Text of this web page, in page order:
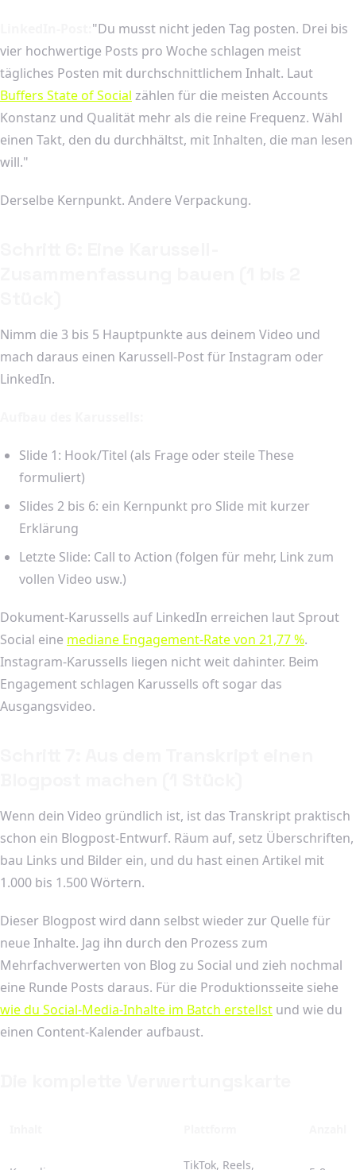
"Du musst nicht jeden Tag posten. Drei bis
vier hochwertige Posts pro Woche schlagen meist
tägliches Posten mit durchschnittlichem Inhalt. Laut
Buffers State of Social zählen für die meisten Accounts
Konstanz und Qualität mehr als die reine Frequenz. Wähl
einen Takt, den du durchhältst, mit Inhalten, die man lesen
will."
Derselbe Kernpunkt. Andere Verpackung.
Nimm die 3 bis 5 Hauptpunkte aus deinem Video und
mach daraus einen Karussell-Post für Instagram oder
LinkedIn.
Slide 1: Hook/Titel (als Frage oder steile These
formuliert)
Slides 2 bis 6: ein Kernpunkt pro Slide mit kurzer
Erklärung
Letzte Slide: Call to Action (folgen für mehr, Link zum
vollen Video usw.)
Dokument-Karussells auf LinkedIn erreichen laut Sprout
Social eine mediane Engagement-Rate von 21,77 %.
Instagram-Karussells liegen nicht weit dahinter. Beim
Engagement schlagen Karussells oft sogar das
Ausgangsvideo.
Wenn dein Video gründlich ist, ist das Transkript praktisch
schon ein Blogpost-Entwurf. Räum auf, setz Überschriften,
bau Links und Bilder ein, und du hast einen Artikel mit
1.000 bis 1.500 Wörtern.
Dieser Blogpost wird dann selbst wieder zur Quelle für
neue Inhalte. Jag ihn durch den Prozess zum
Mehrfachverwerten von Blog zu Social und zieh nochmal
eine Runde Posts daraus. Für die Produktionsseite siehe
wie du Social-Media-Inhalte im Batch erstellst und wie du
einen Content-Kalender aufbaust.
TikTok, Reels,